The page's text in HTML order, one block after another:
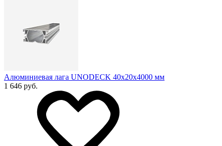
Алюминиевая лага UNODECK 40х20x4000 мм
1 646 руб.